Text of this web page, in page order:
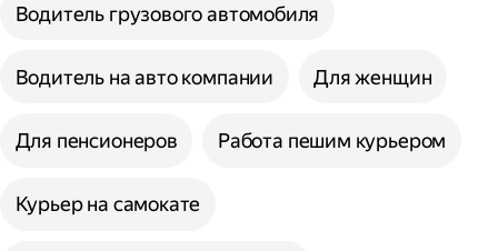
Водитель грузового автомобиля
Водитель на авто компании Для женщин
Для пенсионеров Работа пешим курьером
Курьер на самокате